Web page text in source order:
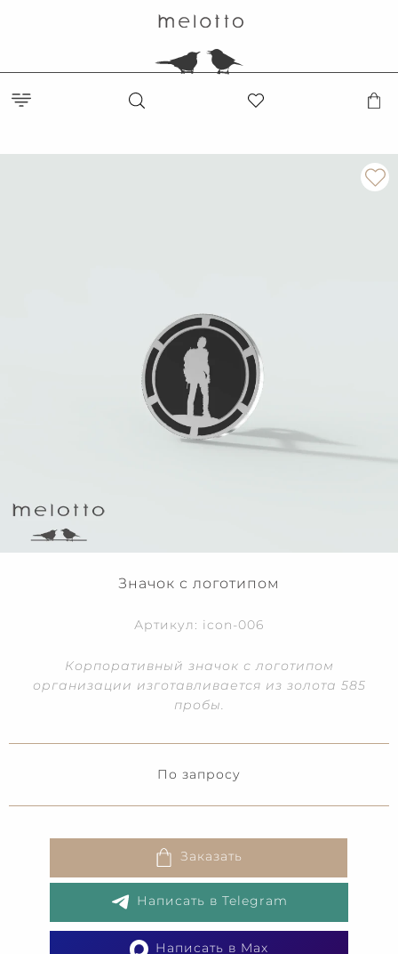
Значок с логотипом
Артикул: icon-006
Корпоративный значок с логотипом
организации изготавливается из золота 585
пробы.
По запросу
Заказать
Написать в Telegram
Написать в Max